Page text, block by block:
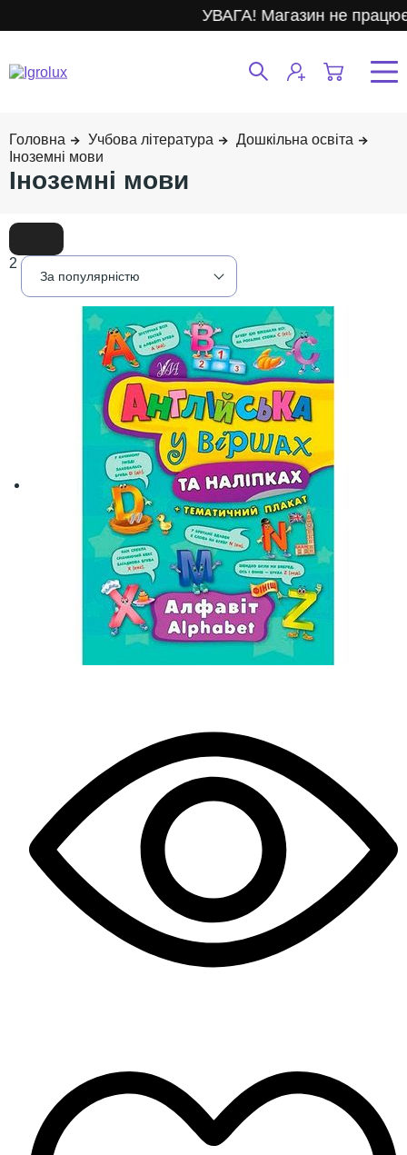
УВАГА! Магазин не працює.
Учбова література
Дошкільна освіта
Іноземні мови
Іноземні мови
2